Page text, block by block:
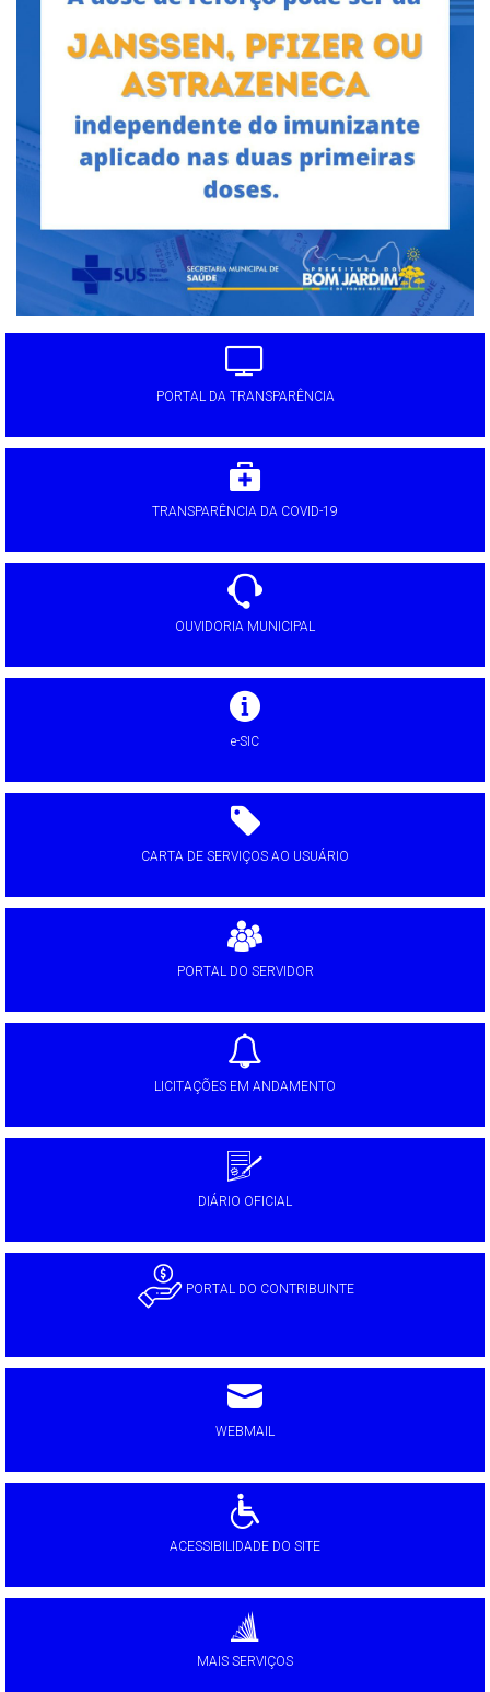
PORTAL DA TRANSPARÊNCIA
TRANSPARÊNCIA DA COVID-19
OUVIDORIA MUNICIPAL
e-SIC
CARTA DE SERVIÇOS AO USUÁRIO
PORTAL DO SERVIDOR
LICITAÇÕES EM ANDAMENTO
DIÁRIO OFICIAL
PORTAL DO CONTRIBUINTE
WEBMAIL
ACESSIBILIDADE DO SITE
MAIS SERVIÇOS